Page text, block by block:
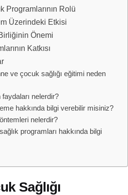
Programlarının Rolü
Üzerindeki Etkisi
Önemi
Katkısı
ve çocuk sağlığı eğitimi neden
nelerdir?
hakkında bilgi verebilir misiniz?
nelerdir?
programları hakkında bilgi
Sağlığı